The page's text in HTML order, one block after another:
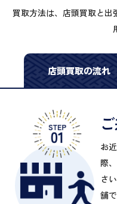
買取方法は、店頭買取と
店頭買取の流れ
お
際
さ
舗